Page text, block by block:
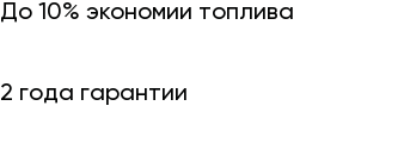
До 10% экономии топлива
2 года гарантии